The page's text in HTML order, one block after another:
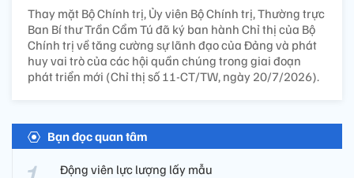
Thay mặt Bộ Chính trị, Ủy viên Bộ Chính trị, Thường trực
Ban Bí thư Trần Cẩm Tú đã ký ban hành Chỉ thị của Bộ
Chính trị về tăng cường sự lãnh đạo của Đảng và phát
huy vai trò của các hội quần chúng trong giai đoạn
phát triển mới (Chỉ thị số 11-CT/TW, ngày 20/7/2026).
Bạn đọc quan tâm
Động viên lực lượng lấy mẫu